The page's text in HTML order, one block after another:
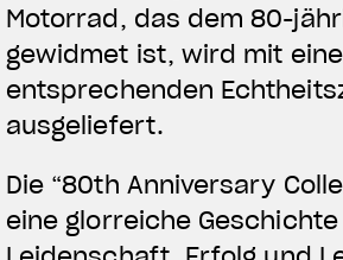
Motorrad, das dem 80-
gewidmet ist, wird mit
entsprechenden
ausgeliefert.
Die “80th Anniversary
eine glorreiche Geschichte